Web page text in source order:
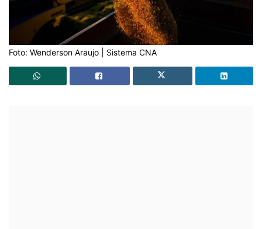
Foto: Wenderson Araujo | Sistema CNA